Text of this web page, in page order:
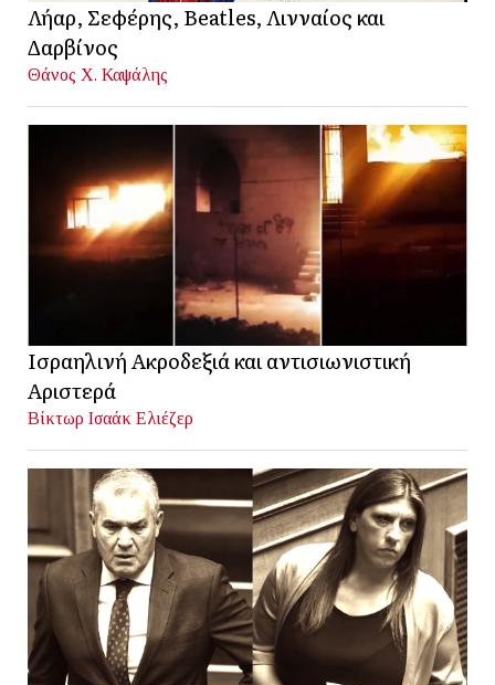
Λήαρ, Σεφέρης, Beatles, Λινναίος και
Δαρβίνος
Θάνος Χ. Καψάλης
Ισραηλινή Ακροδεξιά και αντισιωνιστική
Αριστερά
Βίκτωρ Ισαάκ Ελιέζερ